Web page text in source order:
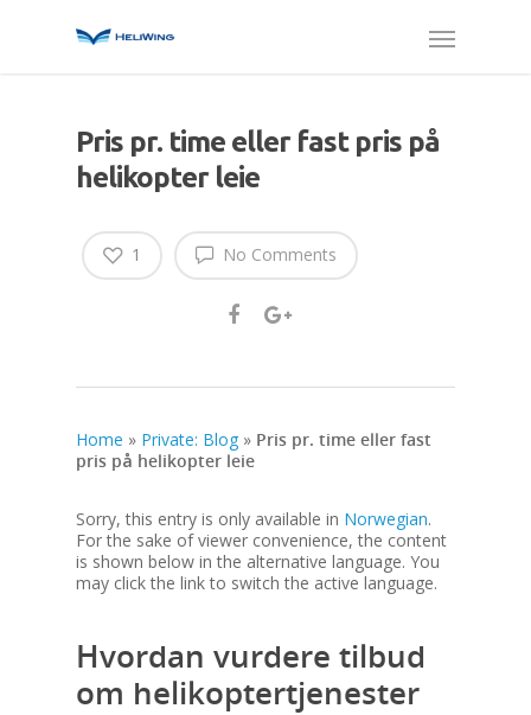
Pris pr. time eller fast pris på
helikopter leie
No Comments
1
Home » Private: Blog » Pris pr. time eller fast
pris på helikopter leie
Sorry, this entry is only available in Norwegian.
For the sake of viewer convenience, the content
is shown below in the alternative language. You
may click the link to switch the active language.
Hvordan vurdere tilbud
om helikoptertjenester